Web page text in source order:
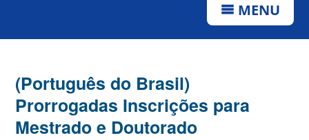
MENU
(Português do Brasil)
Prorrogadas Inscrições para
Mestrado e Doutorado